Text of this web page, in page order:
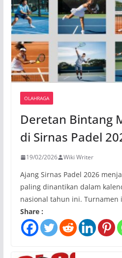
OLAHRAGA
Deretan Bintang
di Sirnas Padel
19/02/2026 Wiki Writer
Ajang Sirnas Padel 2026
paling dinantikan dalam
nasional tahun ini. Turnamen
Share :